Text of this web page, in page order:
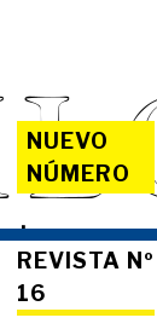
NUEVO
NÚMERO
·
REVISTA Nº
16